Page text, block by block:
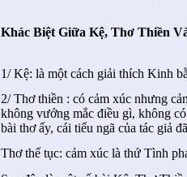
Khác Biệt Giữa Kệ, Thơ Thiền
1/ Kệ: là một cách giải thích Kinh
2/ Thơ thiền : có cảm xúc nhưng
không vướng mắc điều gì, không
bài thơ ấy, cái tiểu ngã của tác giả
Thơ thế tục: cảm xúc là thứ Tình